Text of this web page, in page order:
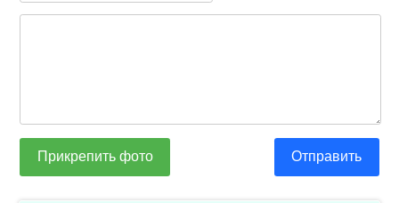
Прикрепить фото Отправить